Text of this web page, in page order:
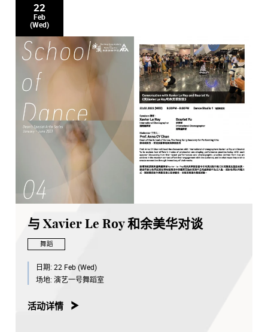
22
Feb
(Wed)
与 Xavier Le Roy 和余美华对谈
舞蹈
日期: 22 Feb (Wed)
场地: 演艺一号舞蹈室
活动详情